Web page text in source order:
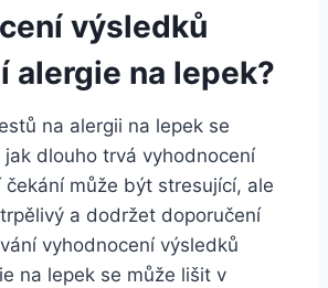
výsledků
alergie na​ lepek?
na alergii na lepek se
dlouho trvá vyhodnocení
čekání může⁢ být stresující, ⁤ale
a dodržet ‍doporučení
vyhodnocení výsledků
na lepek se může lišit v